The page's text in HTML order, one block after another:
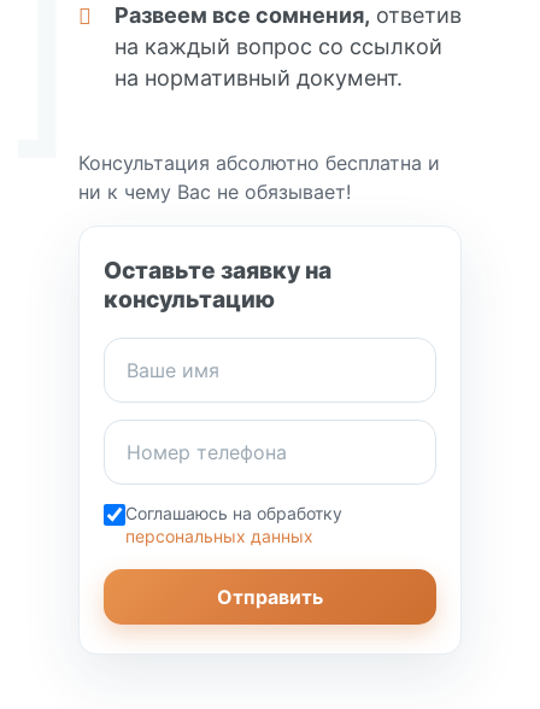
Развеем все сомнения, ответив
на каждый вопрос со ссылкой
на нормативный документ.
Консультация абсолютно бесплатна и
ни к чему Вас не обязывает!
Оставьте заявку на
консультацию
Соглашаюсь на обработку
персональных данных
Отправить